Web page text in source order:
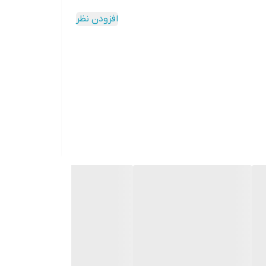
افزودن نظر